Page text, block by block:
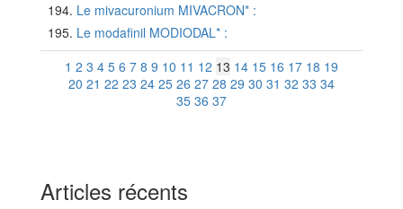
Le mivacuronium MIVACRON* :
Le modafinil MODIODAL* :
1 2 3 4 5 6 7 8 9 10 11 12 13 14 15 16 17 18 19
20 21 22 23 24 25 26 27 28 29 30 31 32 33 34
35 36 37
Articles récents